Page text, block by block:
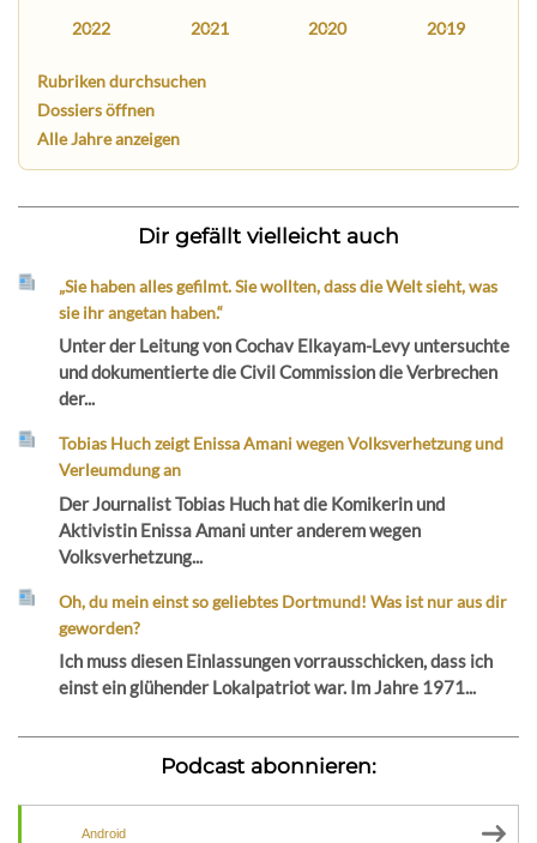
2022 2021 2020 2019
Rubriken durchsuchen
Dossiers öffnen
Alle Jahre anzeigen
Dir gefällt vielleicht auch
„Sie haben alles gefilmt. Sie wollten, dass die Welt sieht, was
sie ihr angetan haben.“
Unter der Leitung von Cochav Elkayam-Levy untersuchte
und dokumentierte die Civil Commission die Verbrechen
der...
Tobias Huch zeigt Enissa Amani wegen Volksverhetzung und
Verleumdung an
Der Journalist Tobias Huch hat die Komikerin und
Aktivistin Enissa Amani unter anderem wegen
Volksverhetzung...
Oh, du mein einst so geliebtes Dortmund! Was ist nur aus dir
geworden?
Ich muss diesen Einlassungen vorrausschicken, dass ich
einst ein glühender Lokalpatriot war. Im Jahre 1971...
Podcast abonnieren:
Android